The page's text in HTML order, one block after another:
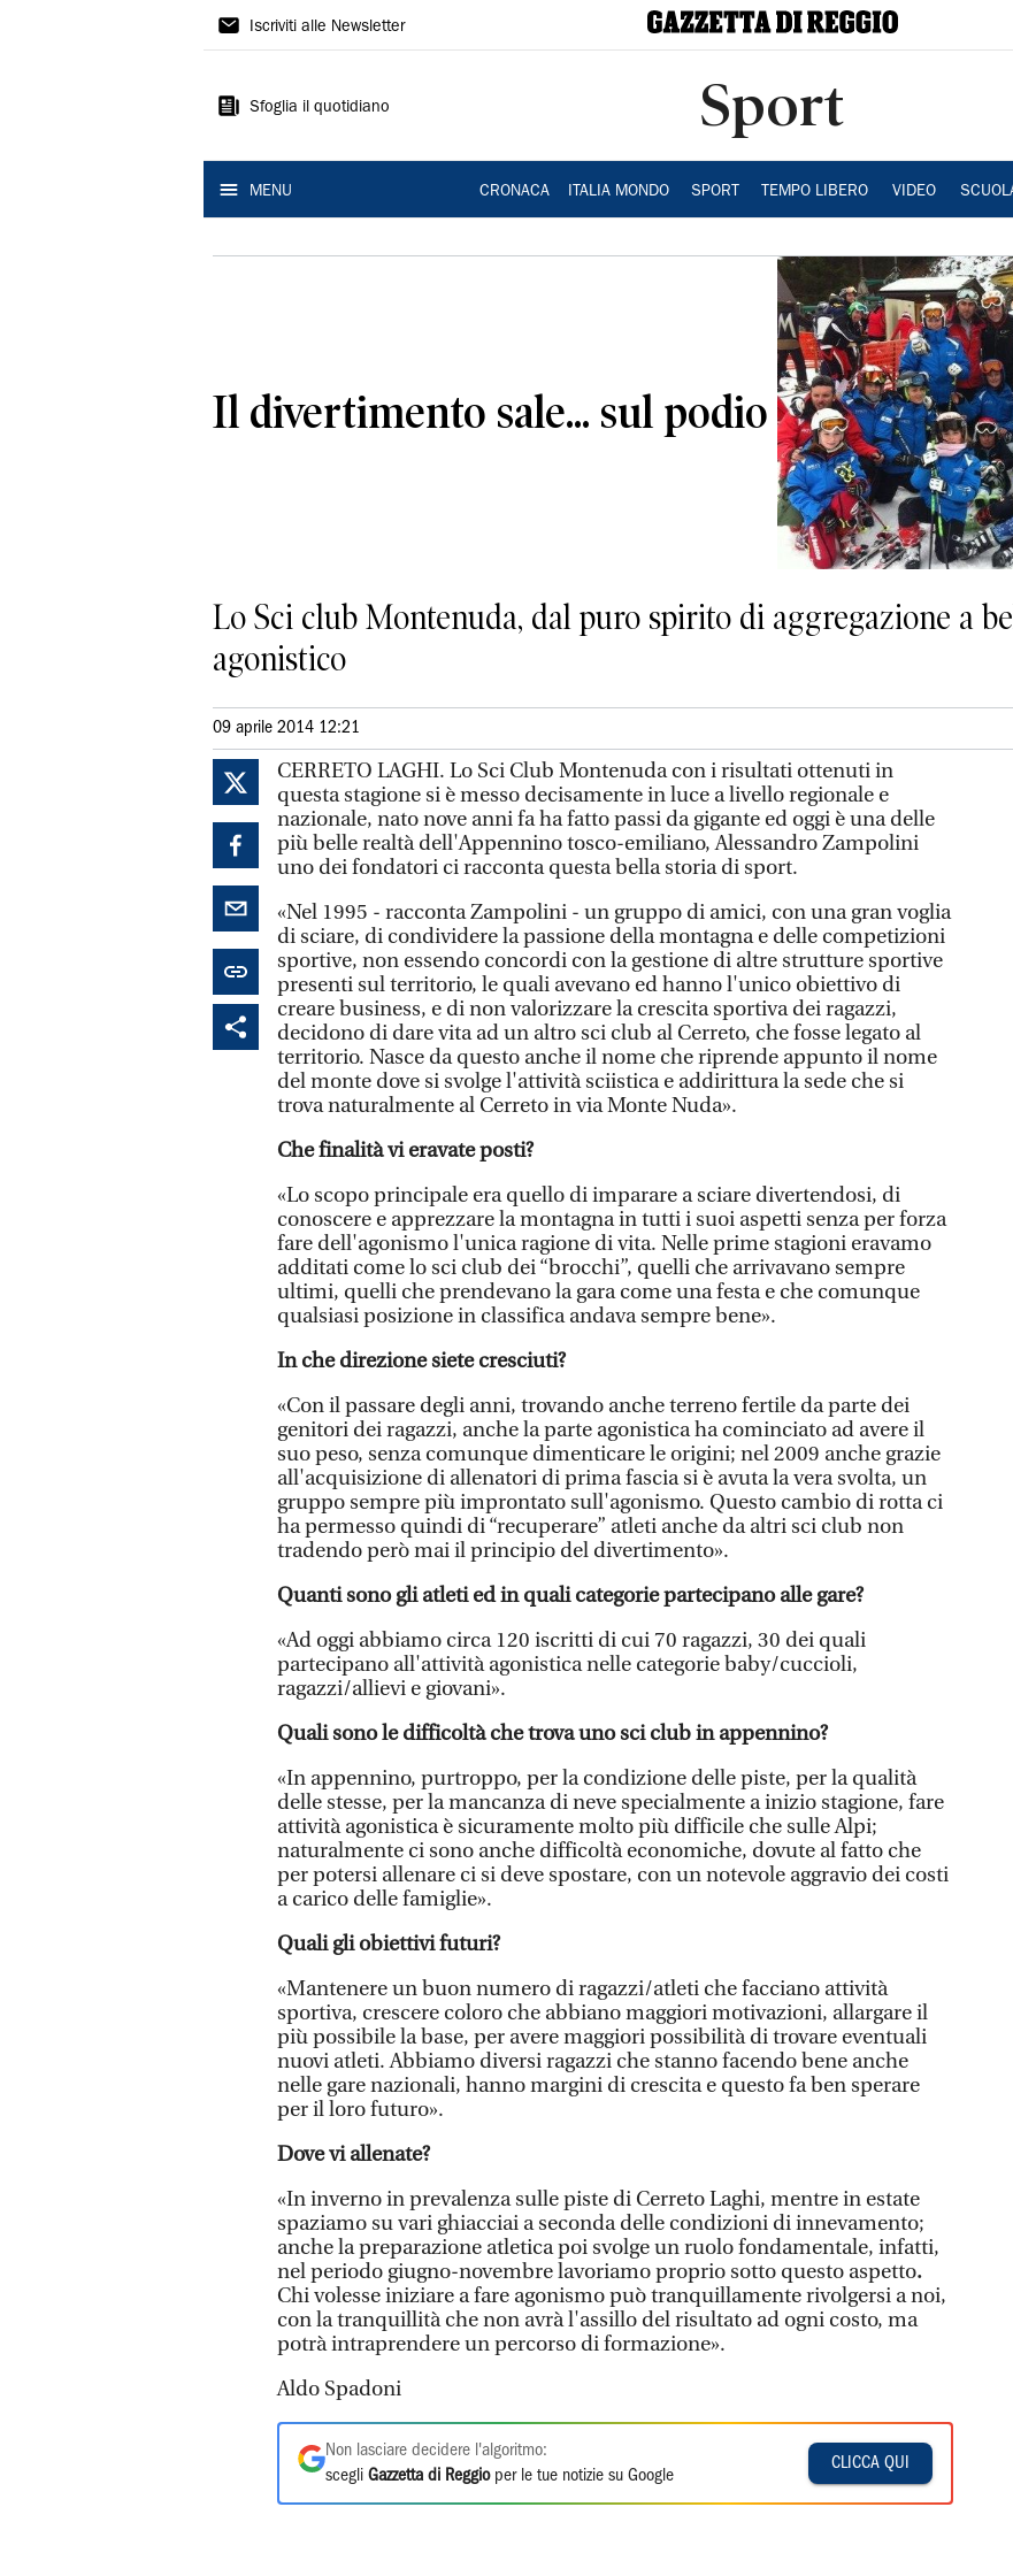
Gazzetta
Reggio
Iscriviti alle Newsletter
Sfoglia il quotidiano Sport
MENU CRONACA ITALIA MONDO SPORT TEMPO LIBERO VIDEO
Il divertimento sale... sul podio
Lo Sci club Montenuda, dal puro spirito di aggregazione a
agonistico
09 aprile 2014 12:21
CERRETO LAGHI. Lo Sci Club Montenuda con i risultati ottenuti in
questa stagione si è messo decisamente in luce a livello regionale e
nazionale, nato nove anni fa ha fatto passi da gigante ed oggi è una delle
più belle realtà dell'Appennino tosco-emiliano, Alessandro Zampolini
uno dei fondatori ci racconta questa bella storia di sport.
«Nel 1995 - racconta Zampolini - un gruppo di amici, con una gran voglia
di sciare, di condividere la passione della montagna e delle competizioni
sportive, non essendo concordi con la gestione di altre strutture sportive
presenti sul territorio, le quali avevano ed hanno l'unico obiettivo di
creare business, e di non valorizzare la crescita sportiva dei ragazzi,
decidono di dare vita ad un altro sci club al Cerreto, che fosse legato al
territorio. Nasce da questo anche il nome che riprende appunto il nome
del monte dove si svolge l'attività sciistica e addirittura la sede che si
trova naturalmente al Cerreto in via Monte Nuda».
Che finalità vi eravate posti?
«Lo scopo principale era quello di imparare a sciare divertendosi, di
conoscere e apprezzare la montagna in tutti i suoi aspetti senza per forza
fare dell'agonismo l'unica ragione di vita. Nelle prime stagioni eravamo
additati come lo sci club dei “brocchi”, quelli che arrivavano sempre
ultimi, quelli che prendevano la gara come una festa e che comunque
qualsiasi posizione in classifica andava sempre bene».
In che direzione siete cresciuti?
«Con il passare degli anni, trovando anche terreno fertile da parte dei
genitori dei ragazzi, anche la parte agonistica ha cominciato ad avere il
suo peso, senza comunque dimenticare le origini; nel 2009 anche grazie
all'acquisizione di allenatori di prima fascia si è avuta la vera svolta, un
gruppo sempre più improntato sull'agonismo. Questo cambio di rotta ci
ha permesso quindi di “recuperare” atleti anche da altri sci club non
tradendo però mai il principio del divertimento».
Quanti sono gli atleti ed in quali categorie partecipano alle gare?
«Ad oggi abbiamo circa 120 iscritti di cui 70 ragazzi, 30 dei quali
partecipano all'attività agonistica nelle categorie baby/cuccioli,
ragazzi/allievi e giovani».
Quali sono le difficoltà che trova uno sci club in appennino?
«In appennino, purtroppo, per la condizione delle piste, per la qualità
delle stesse, per la mancanza di neve specialmente a inizio stagione, fare
attività agonistica è sicuramente molto più difficile che sulle Alpi;
naturalmente ci sono anche difficoltà economiche, dovute al fatto che
per potersi allenare ci si deve spostare, con un notevole aggravio dei costi
a carico delle famiglie».
Quali gli obiettivi futuri?
«Mantenere un buon numero di ragazzi/atleti che facciano attività
sportiva, crescere coloro che abbiano maggiori motivazioni, allargare il
più possibile la base, per avere maggiori possibilità di trovare eventuali
nuovi atleti. Abbiamo diversi ragazzi che stanno facendo bene anche
nelle gare nazionali, hanno margini di crescita e questo fa ben sperare
per il loro futuro».
Dove vi allenate?
«In inverno in prevalenza sulle piste di Cerreto Laghi, mentre in estate
spaziamo su vari ghiacciai a seconda delle condizioni di innevamento;
anche la preparazione atletica poi svolge un ruolo fondamentale, infatti,
nel periodo giugno-novembre lavoriamo proprio sotto questo aspetto.
Chi volesse iniziare a fare agonismo può tranquillamente rivolgersi a noi,
con la tranquillità che non avrà l'assillo del risultato ad ogni costo, ma
potrà intraprendere un percorso di formazione».
Aldo Spadoni
Non lasciare decidere l'algoritmo:
scegli Gazzetta di Reggioper le tue notizie su Google
CLICCA QUI